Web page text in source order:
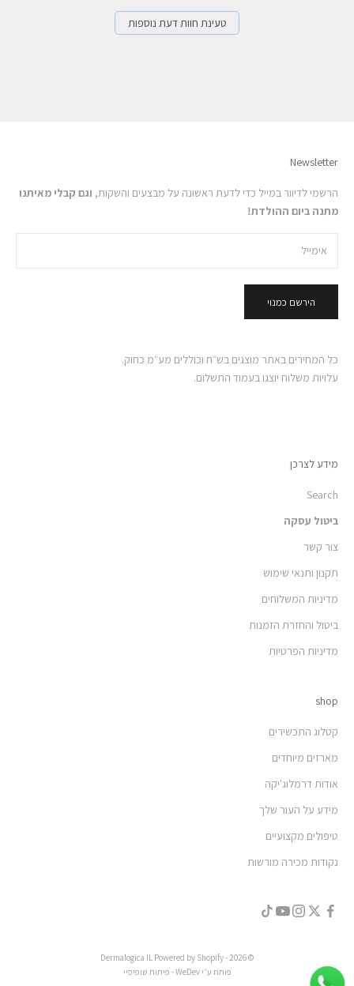
טעינת חוות דעת נוספות
Newsletter
הרשמי לדיוור במייל כדי לדעת ראשונה על מבצעים והשקות, וגם קבלי מאיתנו
מתנה ביום ההולדת!
הירשם כמנוי
כל המחירים באתר מוצגים בש״ח וכוללים מע״מ כחוק.
עלויות משלוח יוצגו בעמוד התשלום.
מידע לצרכן
Search
ביטול עסקה
צור קשר
תקנון ותנאי שימוש
מדיניות המשלוחים
ביטול והחזרת הזמנות
מדיניות הפרטיות
shop
קטלוג התכשירים
מארזים מיוחדים
אודות דרמלוג'יקה
מידע על העור שלך
טיפולים מקצועיים
נקודות מכירה מורשות
© 2026 - Dermalogica IL Powered by Shopify
פותח ע״י WeDev -
פיתוח שופיפיי